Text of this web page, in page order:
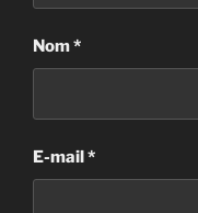
Nom*
E-mail*